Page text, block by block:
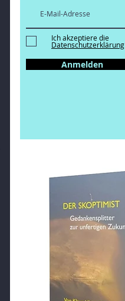
Ich akzeptiere die
Datenschutzerklärung
Anmelden